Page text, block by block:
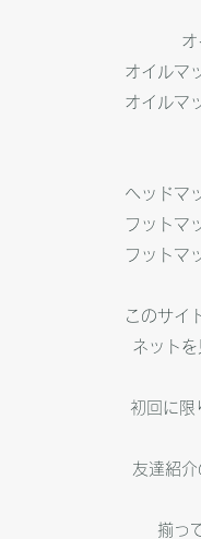
オイル
オイル
ヘッド
フット
フット
このサイ
ネット
初回に
友達紹
揃っ